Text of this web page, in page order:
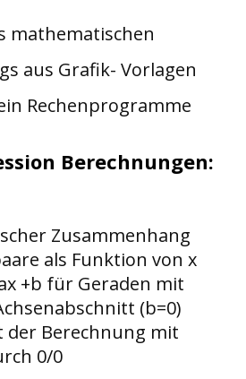
mathematischen
aus Grafik- Vorlagen
Rechenprogramme
Berechnungen:
Zusammenhang
als Funktion von x
+b für Geraden mit
(b=0)
der Berechnung mit
0/0